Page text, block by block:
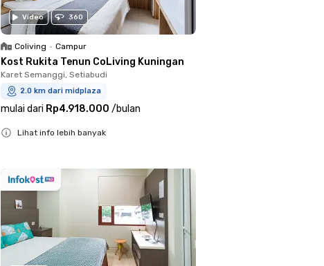
Video 360
Coliving • Campur
Kost Rukita Tenun CoLiving Kuningan
Karet Semanggi, Setiabudi
2.0 km dari midplaza
mulai dari Rp4.918.000 /bulan
Lihat info lebih banyak